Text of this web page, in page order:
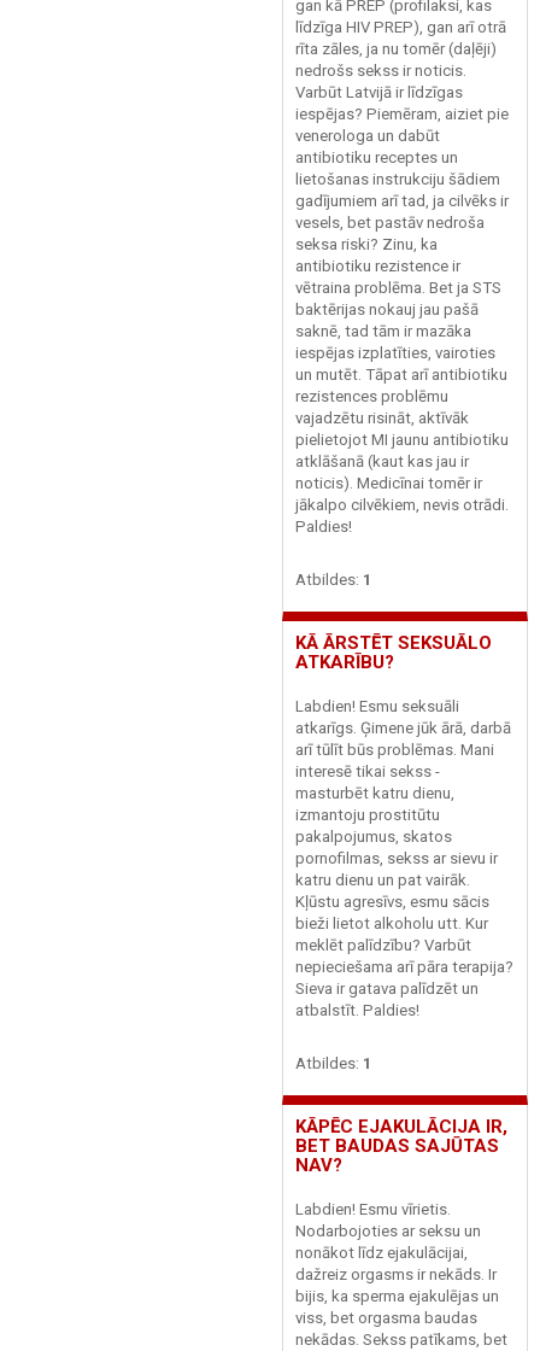
gan kā PREP (profilaksi, kas
līdzīga HIV PREP), gan arī otrā
rīta zāles, ja nu tomēr (daļēji)
nedrošs sekss ir noticis.
Varbūt Latvijā ir līdzīgas
iespējas? Piemēram, aiziet pie
venerologa un dabūt
antibiotiku receptes un
lietošanas instrukciju šādiem
gadījumiem arī tad, ja cilvēks ir
vesels, bet pastāv nedroša
seksa riski? Zinu, ka
antibiotiku rezistence ir
vētraina problēma. Bet ja STS
baktērijas nokauj jau pašā
saknē, tad tām ir mazāka
iespējas izplatīties, vairoties
un mutēt. Tāpat arī antibiotiku
rezistences problēmu
vajadzētu risināt, aktīvāk
pielietojot MI jaunu antibiotiku
atklāšanā (kaut kas jau ir
noticis). Medicīnai tomēr ir
jākalpo cilvēkiem, nevis otrādi.
Paldies!
Atbildes: 1
KĀ ĀRSTĒT SEKSUĀLO
ATKARĪBU?
Labdien! Esmu seksuāli
atkarīgs. Ģimene jūk ārā, darbā
arī tūlīt būs problēmas. Mani
interesē tikai sekss -
masturbēt katru dienu,
izmantoju prostitūtu
pakalpojumus, skatos
pornofilmas, sekss ar sievu ir
katru dienu un pat vairāk.
Kļūstu agresīvs, esmu sācis
bieži lietot alkoholu utt. Kur
meklēt palīdzību? Varbūt
nepieciešama arī pāra terapija?
Sieva ir gatava palīdzēt un
atbalstīt. Paldies!
Atbildes: 1
KĀPĒC EJAKULĀCIJA IR,
BET BAUDAS SAJŪTAS
NAV?
Labdien! Esmu vīrietis.
Nodarbojoties ar seksu un
nonākot līdz ejakulācijai,
dažreiz orgasms ir nekāds. Ir
bijis, ka sperma ejakulējas un
viss, bet orgasma baudas
nekādas. Sekss patīkams, bet